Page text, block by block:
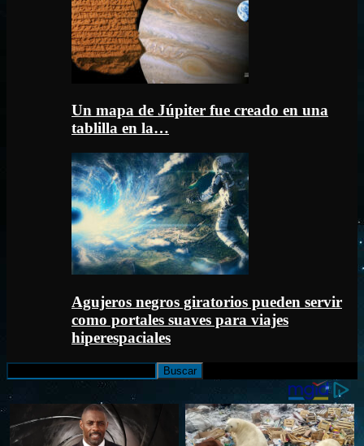
Un mapa de Júpiter fue creado en una
tablilla en la…
Agujeros negros giratorios pueden servir
como portales suaves para viajes
hiperespaciales